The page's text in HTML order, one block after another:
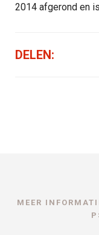
2014 afgerond en
DELEN:
MEER